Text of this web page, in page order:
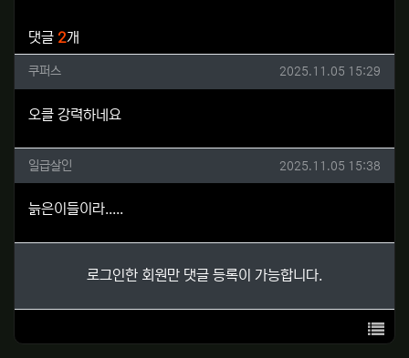
댓글 2개
쿠퍼스님의 댓글
쿠퍼스 작성일
2025.11.05 15:29
오클 강력하네요
일급살인님의 댓글
일급살인 작성일
2025.11.05 15:38
늙은이들이라.....
로그인한 회원만 댓글 등록이 가능합니다.
목록